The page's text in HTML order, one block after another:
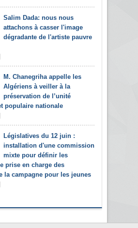
Salim Dada: nous nous
attachons à casser l'image
dégradante de l'artiste pauvre
M. Chanegriha appelle les
Algériens à veiller à la
préservation de l’unité
populaire nationale
Législatives du 12 juin :
installation d'une commission
mixte pour définir les
prise en charge des
la campagne pour les jeunes